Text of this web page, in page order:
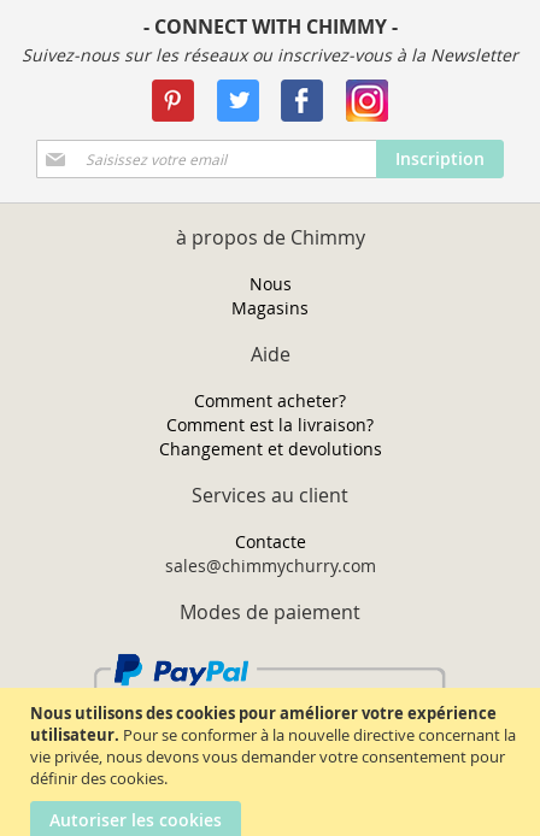
Nous utilisons des cookies pour améliorer votre expérience
utilisateur. Pour se conformer à la nouvelle directive concernant la
vie privée, nous devons vous demander votre consentement pour
définir des cookies.
Autoriser les cookies
- CONNECT WITH CHIMMY -
Suivez-nous sur les réseaux ou inscrivez-vous à la Newsletter
Inscription
à
notre
Inscription
à propos de Chimmy
Nous
Magasins
Aide
Comment acheter?
Comment est la livraison?
Changement et devolutions
Services au client
Contacte
sales@chimmychurry.com
Modes de paiement
Chimmy Churry TM. Tous droits réservés.